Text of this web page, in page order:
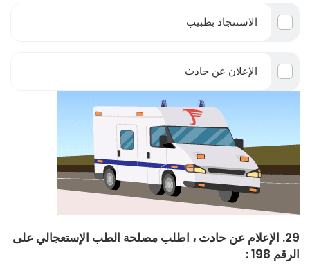
الاستنجاد بطبيب
الإعلان عن حادث
29. الإعلام عن حادث ، اطلب مصلحة الطب الإستعجالي على
الرقم 198 :